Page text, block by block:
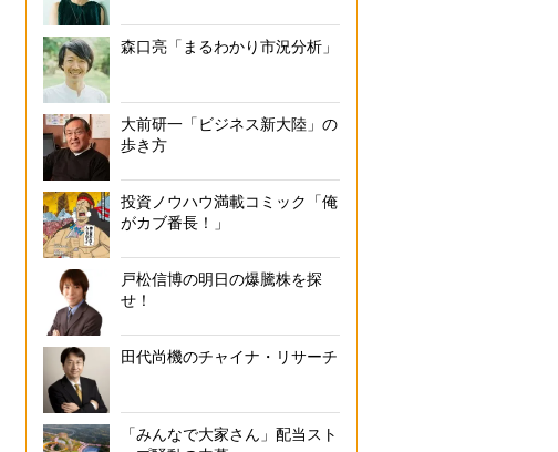
森口亮「まるわかり市況分析」
大前研一「ビジネス新大陸」の
歩き方
投資ノウハウ満載コミック「俺
がカブ番長！」
戸松信博の明日の爆騰株を探
せ！
田代尚機のチャイナ・リサーチ
「みんなで大家さん」配当スト